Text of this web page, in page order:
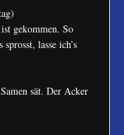
gekommen. So
lasse ich’s
sät. Der Acker